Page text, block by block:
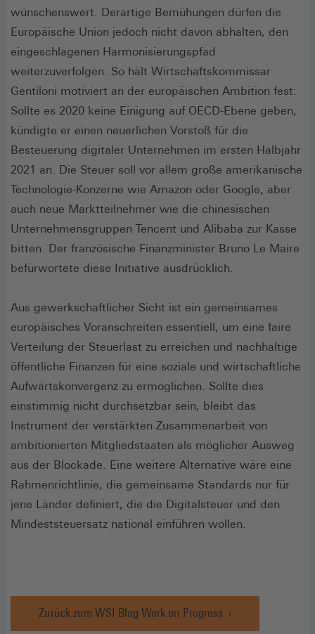
in
einem
Fenster)
wünschenswert. Derartige Bemühungen dürfen die
Europäische Union jedoch nicht davon abhalten, den
eingeschlagenen Harmonisierungspfad
weiterzuverfolgen. So hält Wirtschaftskommissar
Gentiloni motiviert an der europäischen Ambition fest:
Sollte es 2020 keine Einigung auf OECD-Ebene geben,
kündigte er einen neuerlichen Vorstoß für die
Besteuerung digitaler Unternehmen im ersten Halbjahr
2021 an. Die Steuer soll vor allem große amerikanische
Technologie-Konzerne wie Amazon oder Google, aber
auch neue Marktteilnehmer wie die chinesischen
Unternehmensgruppen Tencent und Alibaba zur Kasse
bitten. Der französische Finanzminister Bruno Le Maire
befürwortete diese Initiative ausdrücklich.
Aus gewerkschaftlicher Sicht ist ein gemeinsames
europäisches Voranschreiten essentiell, um eine faire
Verteilung der Steuerlast zu erreichen und nachhaltige
öffentliche Finanzen für eine soziale und wirtschaftliche
Aufwärtskonvergenz zu ermöglichen. Sollte dies
einstimmig nicht durchsetzbar sein, bleibt das
Instrument der verstärkten Zusammenarbeit von
ambitionierten Mitgliedstaaten als möglicher Ausweg
aus der Blockade. Eine weitere Alternative wäre eine
Rahmenrichtlinie, die gemeinsame Standards nur für
jene Länder definiert, die die Digitalsteuer und den
Mindeststeuersatz national einführen wollen.
Zurück zum WSI-Blog Work on Progress